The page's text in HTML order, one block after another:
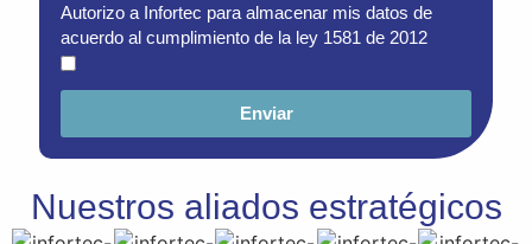
Autorizo a Infortec para almacenar mis datos de
acuerdo al cumplimiento de la ley 1581 de 2012
Enviar
Nuestros aliados estratégicos